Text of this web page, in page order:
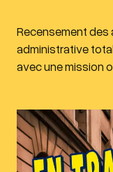
Recensement
administrative
avec une mission